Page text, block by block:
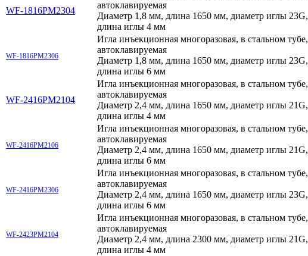
WF-1816РМ2304
автоклавируемая
Диаметр 1,8 мм, длина 1650 мм, диаметр иглы 23G,
длина иглы 4 мм
WF-1816РМ2306
Игла инъекционная многоразовая, в стальном тубе,
автоклавируемая
Диаметр 1,8 мм, длина 1650 мм, диаметр иглы 23G,
длина иглы 6 мм
WF-2416РМ2104
Игла инъекционная многоразовая, в стальном тубе,
автоклавируемая
Диаметр 2,4 мм, длина 1650 мм, диаметр иглы 21G,
длина иглы 4 мм
WF-2416РМ2106
Игла инъекционная многоразовая, в стальном тубе,
автоклавируемая
Диаметр 2,4 мм, длина 1650 мм, диаметр иглы 21G,
длина иглы 6 мм
WF-2416РМ2306
Игла инъекционная многоразовая, в стальном тубе,
автоклавируемая
Диаметр 2,4 мм, длина 1650 мм, диаметр иглы 23G,
длина иглы 6 мм
WF-2423РМ2104
Игла инъекционная многоразовая, в стальном тубе,
автоклавируемая
Диаметр 2,4 мм, длина 2300 мм, диаметр иглы 21G,
длина иглы 4 мм